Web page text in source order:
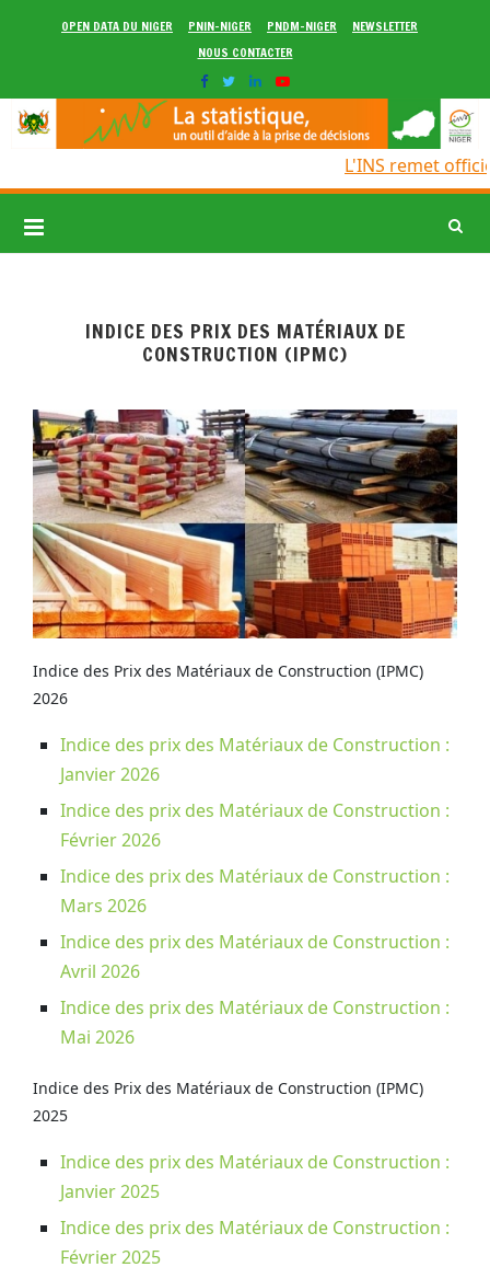
OPEN DATA DU NIGER PNIN-NIGER PNDM-NIGER
NEWSLETTER
NOUS CONTACTER
L'INS remet
INDICE DES PRIX DES MATÉRIAUX DE
CONSTRUCTION (IPMC)
Indice des Prix des Matériaux de Construction (IPMC)
2026
Indice des prix des Matériaux de Construction :
Janvier 2026
Indice des prix des Matériaux de Construction :
Février 2026
Indice des prix des Matériaux de Construction :
Mars 2026
Indice des prix des Matériaux de Construction :
Avril 2026
Indice des prix des Matériaux de Construction :
Mai 2026
Indice des Prix des Matériaux de Construction (IPMC)
2025
Indice des prix des Matériaux de Construction :
Janvier 2025
Indice des prix des Matériaux de Construction :
Février 2025